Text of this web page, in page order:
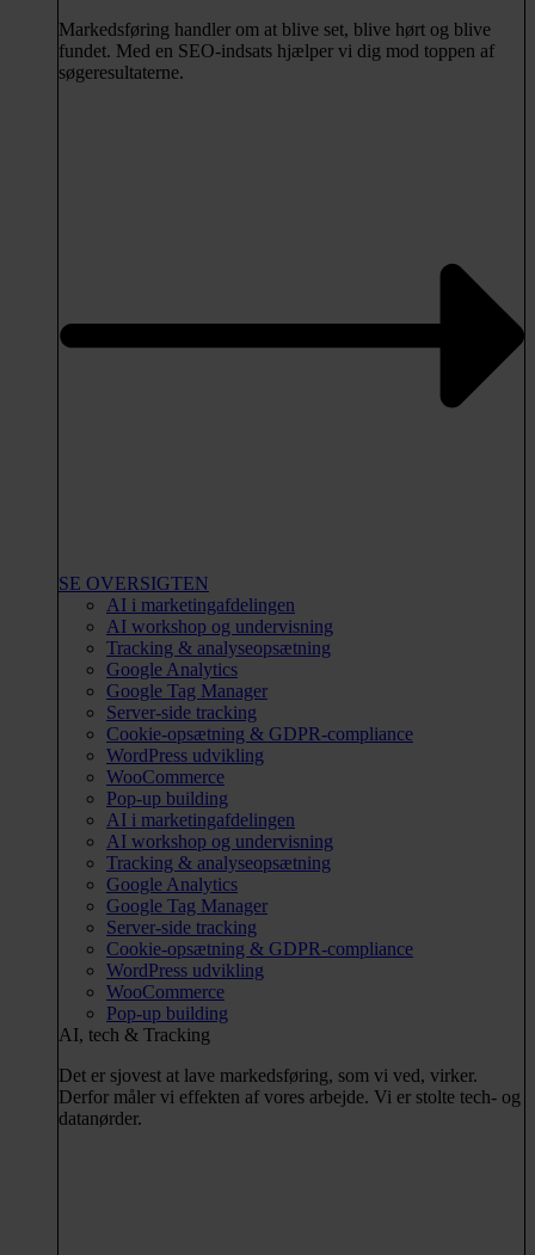
Markedsføring handler om at blive set, blive hørt og blive
fundet. Med en SEO-indsats hjælper vi dig mod toppen af
søgeresultaterne.
SE OVERSIGTEN
AI i marketingafdelingen
AI workshop og undervisning
Tracking & analyseopsætning
Google Analytics
Google Tag Manager
Server-side tracking
Cookie-opsætning & GDPR-compliance
WordPress udvikling
WooCommerce
Pop-up building
AI i marketingafdelingen
AI workshop og undervisning
Tracking & analyseopsætning
Google Analytics
Google Tag Manager
Server-side tracking
Cookie-opsætning & GDPR-compliance
WordPress udvikling
WooCommerce
Pop-up building
AI, tech & Tracking
Det er sjovest at lave markedsføring, som vi ved, virker.
Derfor måler vi effekten af vores arbejde. Vi er stolte tech- og
datanørder.